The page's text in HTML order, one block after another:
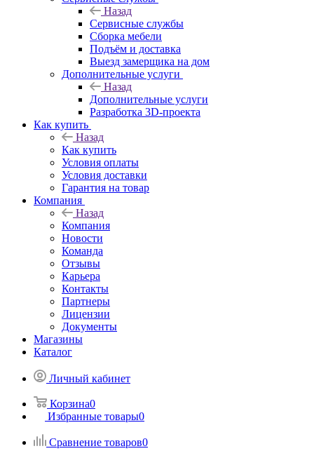
Назад
Сервисные службы
Сборка мебели
Подъём и доставка
Выезд замерщика на дом
Дополнительные услуги
Назад
Дополнительные услуги
Разработка 3D-проекта
Как купить
Назад
Как купить
Условия оплаты
Условия доставки
Гарантия на товар
Компания
Назад
Компания
Новости
Команда
Отзывы
Карьера
Контакты
Партнеры
Лицензии
Документы
Магазины
Каталог
Личный кабинет
Корзина0
Избранные товары0
Сравнение товаров0